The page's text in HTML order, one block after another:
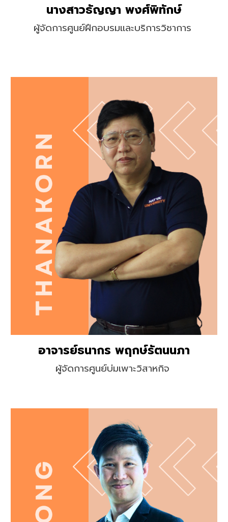
นางสาวธัญญา พงศ์พิทักษ์
ผู้จัดการศูนย์ฝึกอบรมและบริการวิชาการ
อาจารย์ธนากร พฤกษ์รัตนนภา
ผู้จัดการศูนย์บ่มเพาะวิสาหกิจ